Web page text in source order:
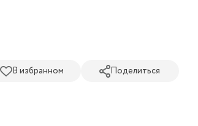
В избранном Поделиться